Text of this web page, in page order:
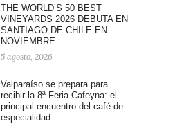
THE WORLD’S 50 BEST
VINEYARDS 2026 DEBUTA EN
SANTIAGO DE CHILE EN
NOVIEMBRE
5 agosto, 2026
Valparaíso se prepara para
recibir la 8ª Feria Cafeyna: el
principal encuentro del café de
especialidad